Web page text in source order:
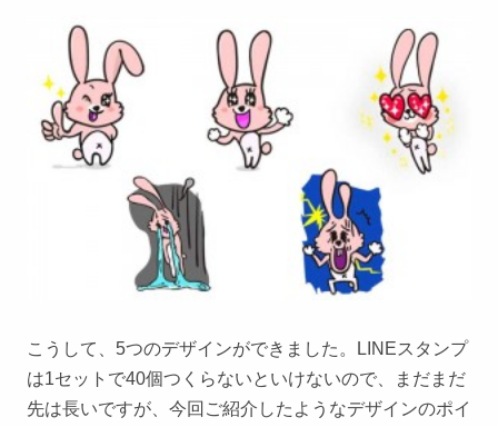
こうして、5つのデザインができました。LINEスタンプ
は1セットで40個つくらないといけないので、まだまだ
先は長いですが、今回ご紹介したようなデザインのポイ